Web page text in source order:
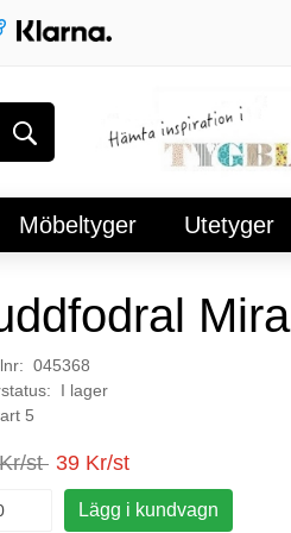
Möbeltyger Utetyger
Mira
045368
I lager
5
st 39 Kr/st
Lägg i kundvagn